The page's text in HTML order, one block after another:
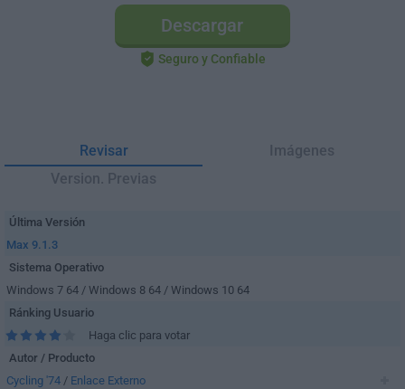
Descargar
Seguro y Confiable
Revisar
Imágenes
Version. Previas
Última Versión
Max 9.1.3
Sistema Operativo
Windows 7 64 / Windows 8 64 / Windows 10 64
Ránking Usuario
Haga clic para votar
Autor / Producto
Cycling '74 / Enlace Externo